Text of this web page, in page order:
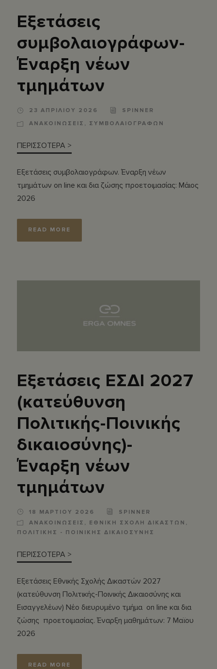
Εξετάσεις
συμβολαιογράφων-
Έναρξη νέων
τμημάτων
23 ΑΠΡΙΛΙΟΥ 2026
SPINNER
ΑΝΑΚΟΙΝΩΣΕΙΣ , ΣΥΜΒΟΛΑΙΟΓΡΑΦΩΝ
ΠΕΡΙΣΣΟΤΕΡΑ >
Εξετάσεις συμβολαιογράφων. Έναρξη νέων
τμημάτων on line και δια ζώσης προετοιμασίας: Μάιος
2026
READ MORE
Εξετάσεις ΕΣΔΙ 2027
(κατεύθυνση
Πολιτικής-Ποινικής
δικαιοσύνης)-
Έναρξη νέων
τμημάτων
18 ΜΑΡΤΙΟΥ 2026
SPINNER
ΑΝΑΚΟΙΝΩΣΕΙΣ , ΕΘΝΙΚΗ ΣΧΟΛΗ ΔΙΚΑΣΤΩΝ ,
ΠΟΛΙΤΙΚΗΣ - ΠΟΙΝΙΚΗΣ ΔΙΚΑΙΟΣΥΝΗΣ
ΠΕΡΙΣΣΟΤΕΡΑ >
Εξετάσεις Εθνικής Σχολής Δικαστών 2027
(κατεύθυνση Πολιτικής-Ποινικής Δικαιοσύνης και
Εισαγγελέων) Νέο διευρυμένο τμήμα on line και δια
ζώσης προετοιμασίας. Έναρξη μαθημάτων: 7 Μαϊου
2026
READ MORE